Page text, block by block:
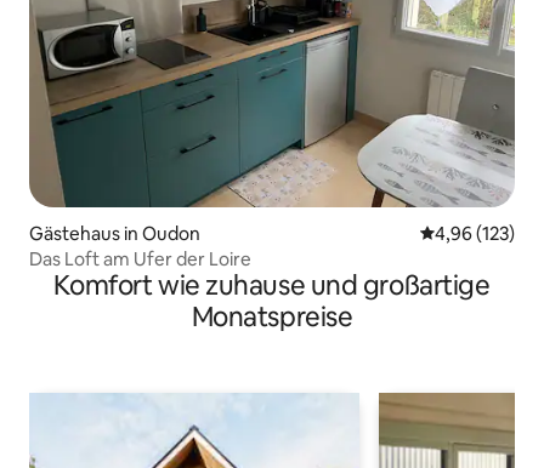
Gästehaus in Oudon
4,96 (123)
Das Loft am Ufer der Loire
Komfort wie zuhause und großartige
Monatspreise